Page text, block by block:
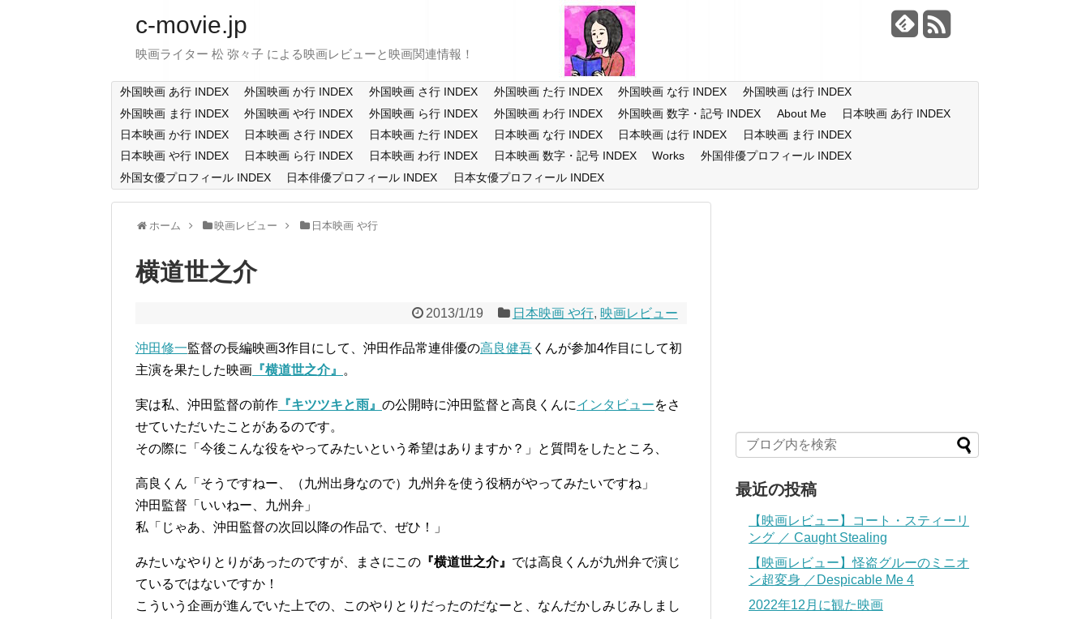
c-movie.jp
映画ライター 松 弥々子 による映画レビューと映画関連情報！
外国映画 あ行 INDEX 外国映画 か行 INDEX 外国映画 さ行 INDEX 外国映画 た行 INDEX 外国映画 な行 INDEX
外国映画 は行 INDEX
外国映画 ま行 INDEX
外国映画 や行 INDEX 外国映画 ら行 INDEX 外国映画 わ行 INDEX 外国映画 数字・記号 INDEX About Me
日本映画 あ行 INDEX
日本映画 か行 INDEX
日本映画 さ行 INDEX 日本映画 た行 INDEX 日本映画 な行 INDEX 日本映画 は行 INDEX
日本映画 ま行 INDEX
日本映画 や行 INDEX
日本映画 ら行 INDEX 日本映画 わ行 INDEX 日本映画 数字・記号 INDEX Works
外国俳優プロフィール INDEX
外国女優プロフィール INDEX
日本俳優プロフィール INDEX 日本女優プロフィール INDEX
ホーム 映画レビュー 日本映画 や行
横道世之介
2013/1/19 日本映画 や行, 映画レビュー
沖田修一監督の長編映画3作目にして、沖田作品常連俳優の高良健吾 くんが参加4作目にして初
主演を果たした映画 『横道世之介』 。
実は私、沖田監督の前作 『キツツキと雨』 の公開時に沖田監督と高良くんにインタビューをさ
せていただいたことがあるのです。
その際に「今後こんな役をやってみたいという希望はありますか？」と質問をしたところ、
高良くん「そうですねー、（九州出身なので）九州弁を使う役柄がやってみたいですね」
沖田監督「いいねー、九州弁」
私「じゃあ、沖田監督の次回以降の作品で、ぜひ！」
みたいなやりとりがあったのですが、まさにこの 『横道世之介』 では高良くんが九州弁で演じ
ているではないですか！
こういう企画が進んでいた上での、このやりとりだったのだなーと、なんだかしみじみしまし
最近の投稿
【映画レビュー】コート・スティーリ
ング ／ Caught Stealing
【映画レビュー】怪盗グルーのミニオ
ン超変身 ／Despicable Me 4
2022年12月に観た映画